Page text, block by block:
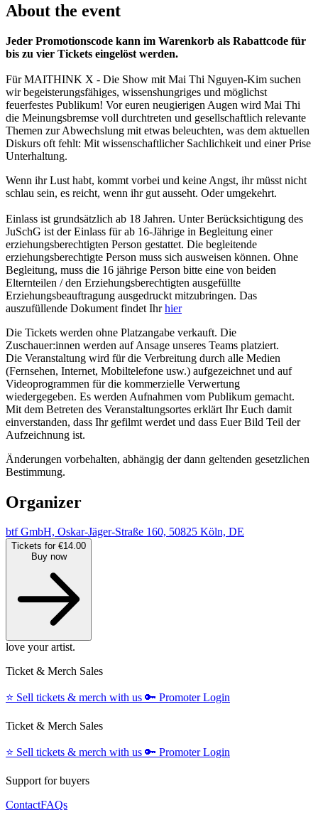
About the event
Jeder Promotionscode kann im Warenkorb als Rabattcode für
bis zu vier Tickets eingelöst werden.
Für MAITHINK X - Die Show mit Mai Thi Nguyen-Kim suchen
wir begeisterungsfähiges, wissenshungriges und möglichst
feuerfestes Publikum! Vor euren neugierigen Augen wird Mai Thi
die Meinungsbremse voll durchtreten und gesellschaftlich relevante
Themen zur Abwechslung mit etwas beleuchten, was dem aktuellen
Diskurs oft fehlt: Mit wissenschaftlicher Sachlichkeit und einer Prise
Unterhaltung.
Wenn ihr Lust habt, kommt vorbei und keine Angst, ihr müsst nicht
schlau sein, es reicht, wenn ihr gut ausseht. Oder umgekehrt.
Einlass ist grundsätzlich ab 18 Jahren. Unter Berücksichtigung des
JuSchG ist der Einlass für ab 16-Jährige in Begleitung einer
erziehungsberechtigten Person gestattet. Die begleitende
erziehungsberechtigte Person muss sich ausweisen können. Ohne
Begleitung, muss die 16 jährige Person bitte eine von beiden
Elternteilen / den Erziehungsberechtigten ausgefüllte
Erziehungsbeauftragung ausgedruckt mitzubringen. Das
auszufüllende Dokument findet Ihrhier
Die Tickets werden ohne Platzangabe verkauft. Die
Zuschauer:innen werden auf Ansage unseres Teams platziert.
Die Veranstaltung wird für die Verbreitung durch alle Medien
(Fernsehen, Internet, Mobiltelefone usw.) aufgezeichnet und auf
Videoprogrammen für die kommerzielle Verwertung
wiedergegeben. Es werden Aufnahmen vom Publikum gemacht.
Mit dem Betreten des Veranstaltungsortes erklärt Ihr Euch damit
einverstanden, dass Ihr gefilmt werdet und dass Euer Bild Teil der
Aufzeichnung ist.
Änderungen vorbehalten, abhängig der dann geltenden gesetzlichen
Bestimmung.
Organizer
btf GmbH, Oskar-Jäger-Straße 160, 50825 Köln, DE
Tickets for €14.00
Buy now
love your artist.
Ticket & Merch Sales
⭐️ Sell tickets & merch with us 🔑 Promoter Login
Ticket & Merch Sales
⭐️ Sell tickets & merch with us 🔑 Promoter Login
Support for buyers
ContactFAQs